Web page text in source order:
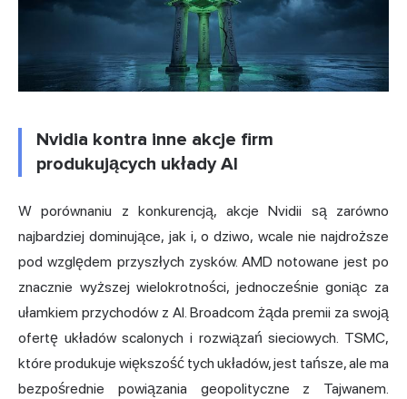
Nvidia kontra inne akcje firm
produkujących układy AI
W porównaniu z konkurencją, akcje Nvidii są zarówno
najbardziej dominujące, jak i, o dziwo, wcale nie najdroższe
pod względem przyszłych zysków. AMD notowane jest po
znacznie wyższej wielokrotności, jednocześnie goniąc za
ułamkiem przychodów z AI. Broadcom żąda premii za swoją
ofertę układów scalonych i rozwiązań sieciowych. TSMC,
które produkuje większość tych układów, jest tańsze, ale ma
bezpośrednie powiązania geopolityczne z Tajwanem.